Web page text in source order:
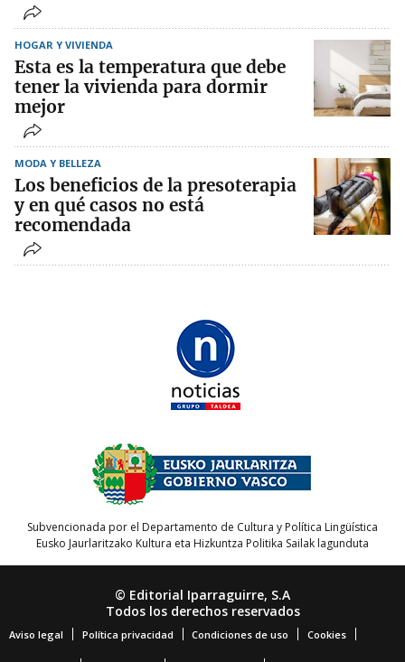
HOGAR Y VIVIENDA
Esta es la temperatura que debe
tener la vivienda para dormir
mejor
MODA Y BELLEZA
Los beneficios de la presoterapia
y en qué casos no está
recomendada
Subvencionada por el Departamento de Cultura y Política Lingüística
Eusko Jaurlaritzako Kultura eta Hizkuntza Politika Sailak lagunduta
© Editorial Iparraguirre, S.A
Todos los derechos reservados
Aviso legal Política privacidad Condiciones de uso Cookies